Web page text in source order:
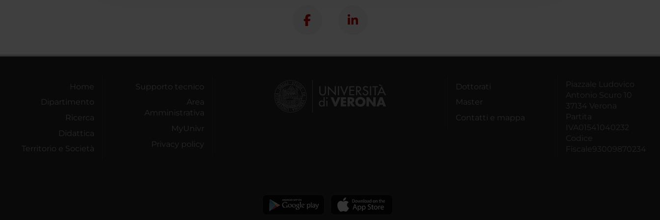
Home
Dipartimento
Ricerca
Didattica
Territorio e Società
Supporto tecnico
Area
Amministrativa
MyUnivr
Privacy policy
Dottorati
Master
Contatti e mappa
Piazzale Ludovico
Antonio Scuro 10
37134 Verona
Partita
IVA01541040232
Codice
Fiscale93009870234